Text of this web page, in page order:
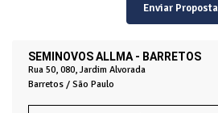
SEMINOVOS ALLMA - BARRETOS
Rua 50, 080, Jardim Alvorada
Barretos / São Paulo
Enviar Proposta